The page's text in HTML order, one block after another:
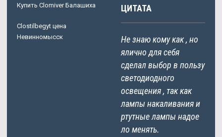
Купить Clomiver Балашиха
Clostilbegyt цена
Невинномысск
ЦИТАТА
Не знаю кому как , но
ялично для себя
сделал выбор в пользу
светодиодного
освещения , так как
лампы накаливания и
ртутные лампы надое
ло менять.